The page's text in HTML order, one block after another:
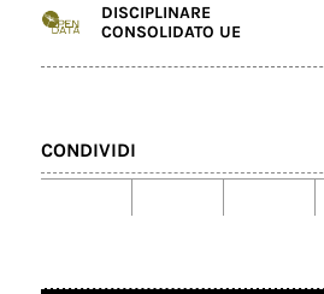
DISCIPLINARE
CONSOLIDATO UE
CONDIVIDI